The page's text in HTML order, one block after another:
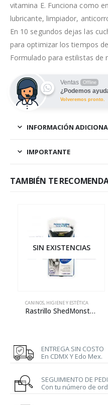
vitamina E. Funciona como
lubricante, limpiador,
En 10 segundos dejas las
para optimizar los tiempos
Formulado para estilistas de
Ventas Offline
¿Podemos
Volveremos pronto.
INFORMACIÓN
IMPORTANTE
TAMBIÉN TE
SIN EXISTENCIAS
CANINOS, HIGIENE Y ESTÉTICA
Rastrillo ShedMonster para pelo largo
ENTREGA SIN COSTO
En CDMX Y Edo Mex.
SEGUIMIENTO DE
Con tu número de